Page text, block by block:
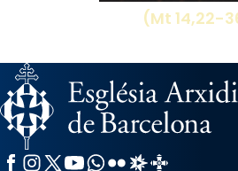
(Mt 14,22-
Facebook
Instagram
X / Twitter
YouTube
WhatsApp
FlickrRadio Estel
Catalunya